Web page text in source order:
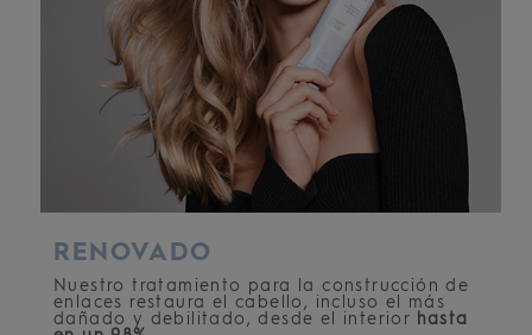
RENOVADO
Nuestro tratamiento para la construcción de
enlaces restaura el cabello, incluso el más
dañado y debilitado, desde el interior hasta